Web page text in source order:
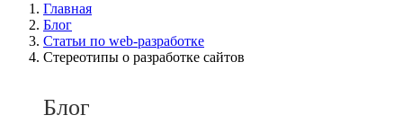
Главная
Блог
Статьи по web-разработке
Стереотипы о разработке сайтов
Блог